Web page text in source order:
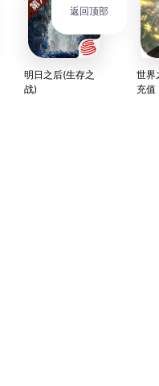
明日之后(生存之
战)
世界
充值
返回顶部